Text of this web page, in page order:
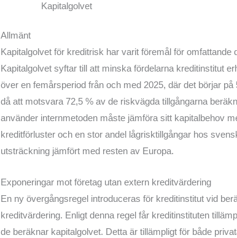
Kapitalgolvet
Allmänt
Kapitalgolvet för kreditrisk har varit föremål för
Kapitalgolvet syftar till att minska fördelarna kreditinstitut
över en femårsperiod från och med 2025, där det börjar
då att motsvara 72,5 % av de riskvägda tillgångarna
använder internmetoden måste jämföra sitt kapitalbehov
kreditförluster och en stor andel lågrisktillgångar hos
utsträckning jämfört med resten av Europa.
Exponeringar mot företag utan extern kreditvärdering
En ny övergångsregel introduceras för kreditinstitut vid
kreditvärdering. Enligt denna regel får kreditinstituten
de beräknar kapitalgolvet. Detta är tillämpligt för både